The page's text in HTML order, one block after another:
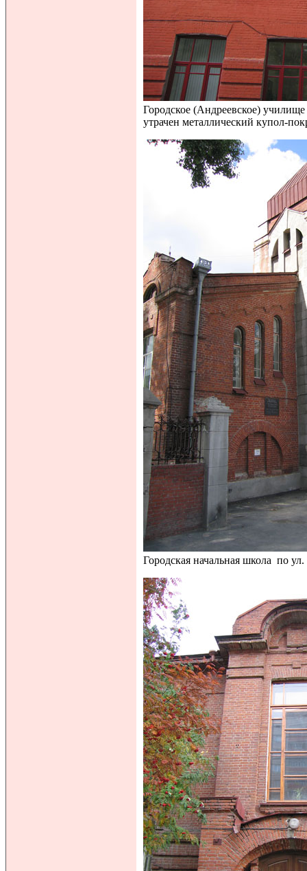
Городское (Андреевское)
утрачен металлический купол-
Городская начальная школа по